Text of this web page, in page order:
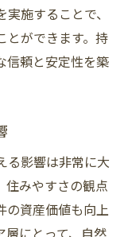
施することで、
とができます。持
信頼と安定性を築
る影響は非常に大
住みやすさの観点
の資産価値も向上
層にとって、自然